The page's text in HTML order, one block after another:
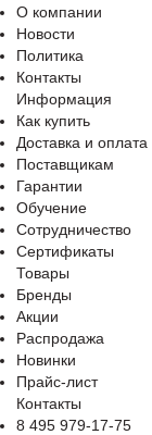
О компании
Новости
Политика
Контакты
Информация
Как купить
Доставка и оплата
Поставщикам
Гарантии
Обучение
Сотрудничество
Сертификаты
Товары
Бренды
Акции
Распродажа
Новинки
Прайс-лист
Контакты
8 495 979-17-75